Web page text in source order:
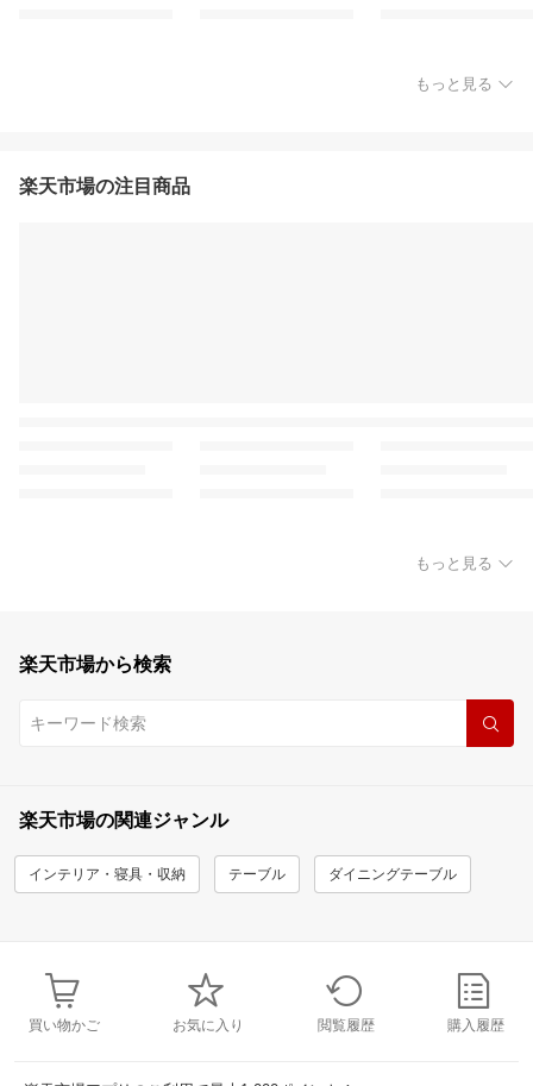
もっと見る
楽天市場の注目商品
もっと見る
楽天市場から検索
楽天市場の関連ジャンル
インテリア・寝具・収納 テーブル ダイニングテーブル
買い物かご お気に入り 閲覧履歴 購入履歴